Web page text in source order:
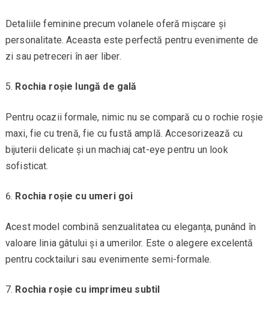
Detaliile feminine precum volanele oferă mișcare și
personalitate. Aceasta este perfectă pentru evenimente de
zi sau petreceri în aer liber.
Rochia roșie lungă de gală
Pentru ocazii formale, nimic nu se compară cu o rochie roșie
maxi, fie cu trenă, fie cu fustă amplă. Accesorizează cu
bijuterii delicate și un machiaj cat-eye pentru un look
sofisticat.
Rochia roșie cu umeri goi
Acest model combină senzualitatea cu eleganța, punând în
valoare linia gâtului și a umerilor. Este o alegere excelentă
pentru cocktailuri sau evenimente semi-formale.
Rochia roșie cu imprimeu subtil